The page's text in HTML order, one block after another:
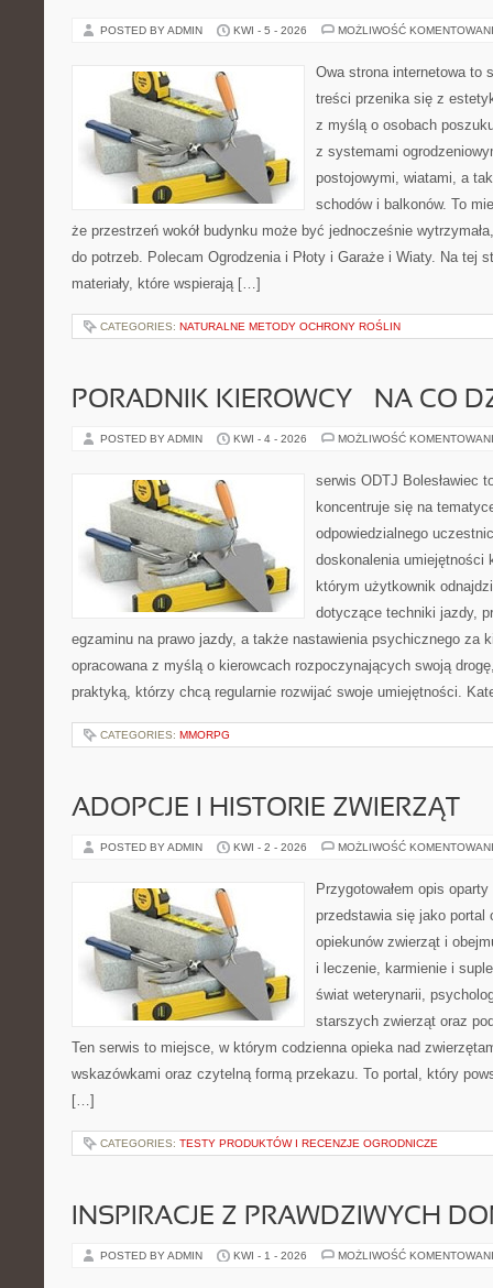
POSTED BY ADMIN KWI - 5 - 2026 MOŻLIWOŚĆ
Owa strona internetowa to
treści przenika się z
z myślą o osobach
z systemami
postojowymi, wiatami, a
schodów i balkonów. To
że przestrzeń wokół budynku może być jednocześnie
do potrzeb. Polecam Ogrodzenia i Płoty i Garaże i Wiaty. Na tej
materiały, które wspierają […]
CATEGORIES: NATURALNE METODY OCHRONY ROŚLIN
PORADNIK KIEROWCY – NA CO
POSTED BY ADMIN KWI - 4 - 2026 MOŻLIWOŚĆ
serwis ODTJ Bolesławiec
koncentruje się na
odpowiedzialnego
doskonalenia umiejętności
którym użytkownik
dotyczące techniki jazdy,
egzaminu na prawo jazdy, a także nastawienia psychicznego za
opracowana z myślą o kierowcach rozpoczynających swoją
praktyką, którzy chcą regularnie rozwijać swoje umiejętności.
CATEGORIES: MMORPG
ADOPCJE I HISTORIE ZWIERZĄT
POSTED BY ADMIN KWI - 2 - 2026 MOŻLIWOŚĆ
Przygotowałem opis
przedstawia się jako portal
opiekunów zwierząt i
i leczenie, karmienie i
świat weterynarii,
starszych zwierząt oraz
Ten serwis to miejsce, w którym codzienna opieka nad
wskazówkami oraz czytelną formą przekazu. To portal, który
[…]
CATEGORIES: TESTY PRODUKTÓW I RECENZJE OGRODNICZE
INSPIRACJE Z PRAWDZIWYCH
POSTED BY ADMIN KWI - 1 - 2026 MOŻLIWOŚĆ